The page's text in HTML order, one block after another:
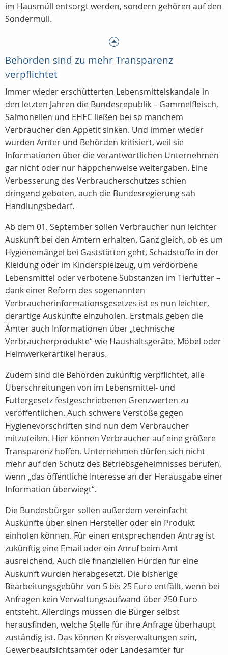
im Hausmüll entsorgt werden, sondern gehören auf den
Sondermüll.
Behörden sind zu mehr Transparenz
verpflichtet
Immer wieder erschütterten Lebensmittelskandale in
den letzten Jahren die Bundesrepublik – Gammelfleisch,
Salmonellen und EHEC ließen bei so manchem
Verbraucher den Appetit sinken. Und immer wieder
wurden Ämter und Behörden kritisiert, weil sie
Informationen über die verantwortlichen Unternehmen
gar nicht oder nur häppchenweise weitergaben. Eine
Verbesserung des Verbraucherschutzes schien
dringend geboten, auch die Bundesregierung sah
Handlungsbedarf.
Ab dem 01. September sollen Verbraucher nun leichter
Auskunft bei den Ämtern erhalten. Ganz gleich, ob es um
Hygienemängel bei Gaststätten geht, Schadstoffe in der
Kleidung oder im Kinderspielzeug, um verdorbene
Lebensmittel oder verbotene Substanzen im Tierfutter –
dank einer Reform des sogenannten
Verbraucherinformationsgesetzes ist es nun leichter,
derartige Auskünfte einzuholen. Erstmals geben die
Ämter auch Informationen über „technische
Verbraucherprodukte“ wie Haushaltsgeräte, Möbel oder
Heimwerkerartikel heraus.
Zudem sind die Behörden zukünftig verpflichtet, alle
Überschreitungen von im Lebensmittel- und
Futtergesetz festgeschriebenen Grenzwerten zu
veröffentlichen. Auch schwere Verstöße gegen
Hygienevorschriften sind nun dem Verbraucher
mitzuteilen. Hier können Verbraucher auf eine größere
Transparenz hoffen. Unternehmen dürfen sich nicht
mehr auf den Schutz des Betriebsgeheimnisses berufen,
wenn „das öffentliche Interesse an der Herausgabe einer
Information überwiegt“.
Die Bundesbürger sollen außerdem vereinfacht
Auskünfte über einen Hersteller oder ein Produkt
einholen können. Für einen entsprechenden Antrag ist
zukünftig eine Email oder ein Anruf beim Amt
ausreichend. Auch die finanziellen Hürden für eine
Auskunft wurden herabgesetzt. Die bisherige
Bearbeitungsgebühr von 5 bis 25 Euro entfällt, wenn bei
Anfragen kein Verwaltungsaufwand über 250 Euro
entsteht. Allerdings müssen die Bürger selbst
herausfinden, welche Stelle für ihre Anfrage überhaupt
zuständig ist. Das können Kreisverwaltungen sein,
Gewerbeaufsichtsämter oder Landesämter für